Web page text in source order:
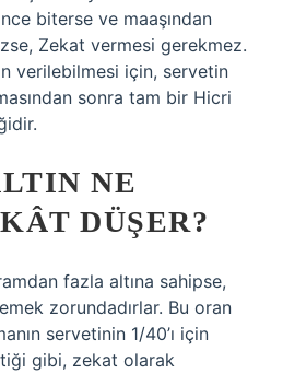
biterse ve maaşından
Zekat vermesi gerekmez.
verilebilmesi için, servetin
sonra tam bir Hicri
NE
DÜŞER?
fazla altına sahipse,
zorundadırlar. Bu oran
servetinin 1/40’ı için
gibi, zekat olarak